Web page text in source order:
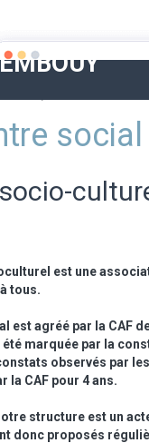
est une
tous.
est agréé par la CAF
été marquée par la
observés par
la CAF pour 4 ans.
structure est un
donc proposés